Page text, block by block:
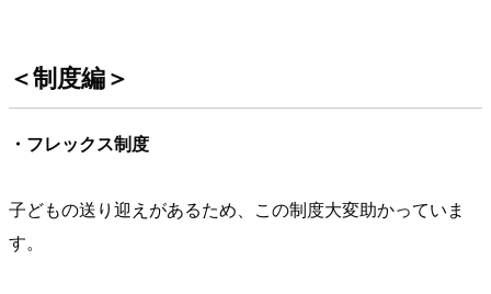
＜制度編＞
・フレックス制度
子どもの送り迎えがあるため、この制度大変助かっていま
す。